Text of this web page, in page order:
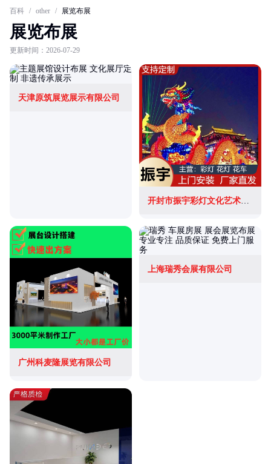
百科 / other / 展览布展
展览布展
更新时间：2026-07-29
天津原筑展览展示有限公司
开封市振宇彩灯文化艺术有限公司
广州科麦隆展览有限公司
上海瑞秀会展有限公司